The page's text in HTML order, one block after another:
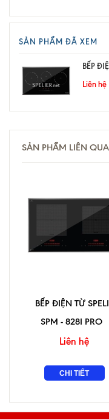
SẢN PHẨM ĐÃ XEM
BẾP
Liên hệ
SẢN PHẨM LIÊN
BẾP ĐIỆN TỪ
SPM - 828I PRO
Liên hệ
CHI TIẾT